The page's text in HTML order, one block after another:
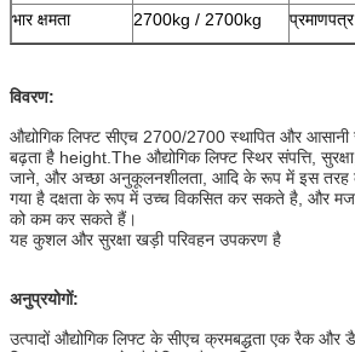
भार क्षमता
2700kg / 2700kg प्रमाणपत्र
विवरण:
औद्योगिक लिफ्ट सीएच 2700/2700 स्थापित और
बढ़ता है height.The औद्योगिक लिफ्ट स्थिर संपत्ति,
जाने, और अच्छा अनुकूलनशीलता, आदि के रूप में इस तरह
गया है दक्षता के रूप में उच्च विकसित कर सकते है, और
को कम कर सकते हैं।
यह कुशल और सुरक्षा खड़ी परिवहन उपकरण है
अनुप्रयोगों:
उत्पादों औद्योगिक लिफ्ट के सीएच क्रमबद्धता एक रैक और